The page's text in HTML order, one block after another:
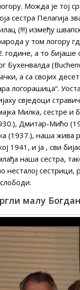
Можда је тој
сестра Пелагија
(!!!) између
у том логору
године, а то бијаше
Бухенвалда
а са својих
логорашица“.
свједоци
Милка, сестре и
Дмитар-Мићо
(1937.), наша жива
1941, и ја , сви
наша сестра,
несталој сестрици,
малу